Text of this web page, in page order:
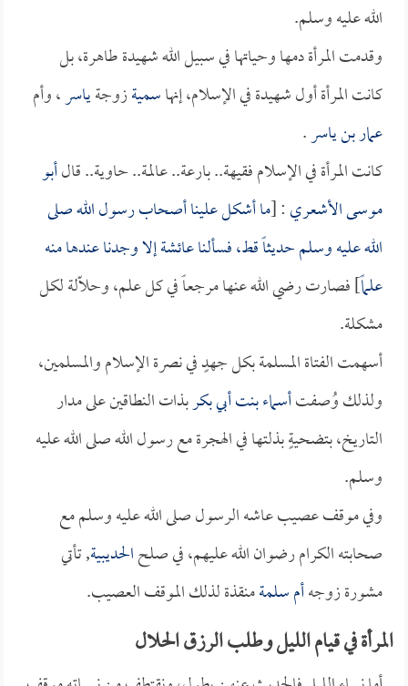
الله عليه وسلم.
وقدمت المرأة دمها وحياتها في سبيل الله شهيدة طاهرة، بل
كانت المرأة أول شهيدة في الإسلام، إنهاسميةزوجةياسر، وأم
عمار بن ياسر.
كانت المرأة في الإسلام فقيهة.. بارعة.. عالمة.. حاوية.. قالأبو
موسى الأشعري: [ما أشكل علينا أصحاب رسول الله صلى
الله عليه وسلم حديثاً قط، فسألناعائشةإلا وجدنا عندها منه
علماً] فصارت رضي الله عنها مرجعاً في كل علم، وحلّالة لكل
مشكلة.
أسهمت الفتاة المسلمة بكل جهدٍ في نصرة الإسلام والمسلمين،
ولذلك وُصفتأسماء بنت أبي بكربذات النطاقين على مدار
التاريخ، بتضحيةٍ بذلتها في الهجرة مع رسول الله صلى الله عليه
وسلم.
وفي موقف عصيب عاشه الرسول صلى الله عليه وسلم مع
صحابته الكرام رضوان الله عليهم، في صلحالحديبية, تأتي
مشورة زوجهأم سلمةمنقذة لذلك الموقف العصيب.
المرأة في قيام الليل وطلب الرزق الحلال